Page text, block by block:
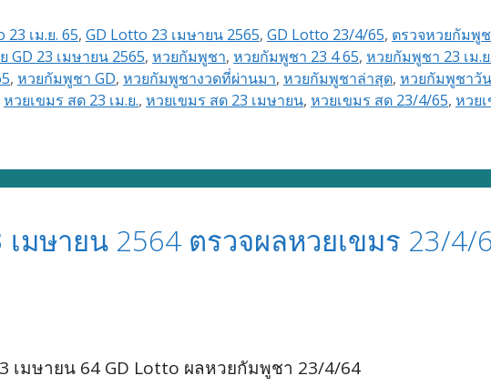
23 เม.ย. 65, GD Lotto 23 เมษายน 2565, GD Lotto 23/4/65, ตรวจหวยกัมพู
GD 23 เมษายน 2565, หวยกัมพูชา, หวยกัมพูชา 23 4 65, หวยกัมพูชา 23 เม.ย.
, หวยกัมพูชา GD, หวยกัมพูชางวดที่ผ่านมา, หวยกัมพูชาล่าสุด, หวยกัมพูชาวั
หวยเขมร สด 23 เม.ย., หวยเขมร สด 23 เมษายน, หวยเขมร สด 23/4/65, หวย
เมษายน 2564 ตรวจผลหวยเขมร 23/
เมษายน 64 GD Lotto ผลหวยกัมพูชา 23/4/64